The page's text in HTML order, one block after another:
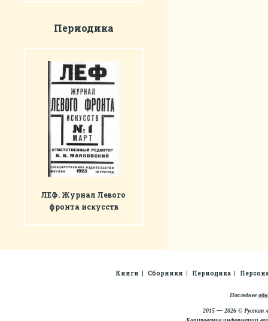
Периодика
ЛЕФ. Журнал Левого
фронта искусств
Книги Сборники Периодика
Последнее
2015 — 2026 © Русская